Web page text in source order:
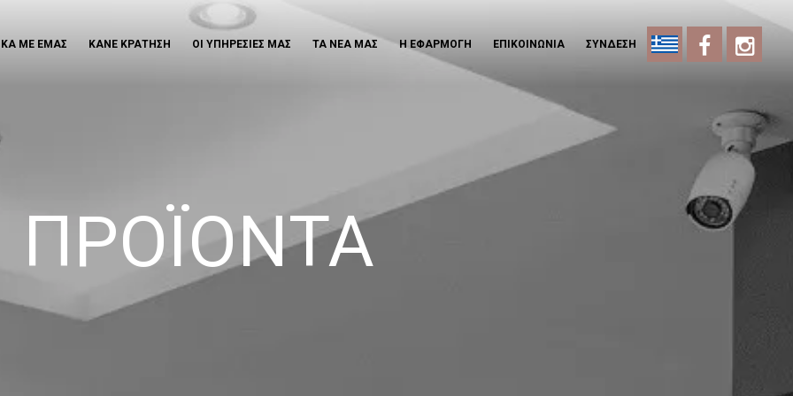
ΜΕ ΕΜΑΣ ΚΑΝΕ ΚΡΑΤΗΣΗ ΟΙ ΥΠΗΡΕΣΙΕΣ ΜΑΣ ΤΑ ΝΕΑ ΜΑΣ Η ΕΦΑΡΜΟΓΗ ΕΠΙΚΟΙΝΩΝΙΑ ΣΥΝΔΕΣΗ
ΠΡΟΪΟΝΤΑ